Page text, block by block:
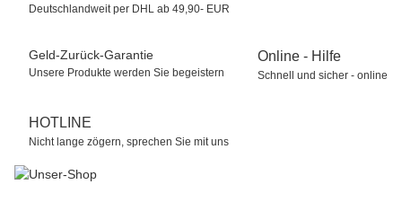
Deutschlandweit per DHL ab 49,90- EUR
Geld-Zurück-Garantie
Unsere Produkte werden Sie begeistern
Online - Hilfe
Schnell und sicher - online
HOTLINE
Nicht lange zögern, sprechen Sie mit uns